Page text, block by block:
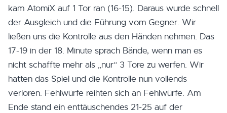
kam AtomiX auf 1 Tor ran (16-15). Daraus wurde schnell
der Ausgleich und die Führung vom Gegner. Wir
ließen uns die Kontrolle aus den Händen nehmen. Das
17-19 in der 18. Minute sprach Bände, wenn man es
nicht schaffte mehr als „nur“ 3 Tore zu werfen. Wir
hatten das Spiel und die Kontrolle nun vollends
verloren. Fehlwürfe reihten sich an Fehlwürfe. Am
Ende stand ein enttäuschendes 21-25 auf der